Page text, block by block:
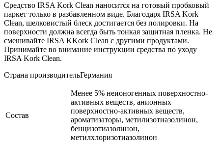
Средство IRSA Kork Clean наносится на готовый пробковый
паркет только в разбавленном виде. Благодаря IRSA Kork
Clean, шелковистый блеск достигается без полировки. На
поверхности должна всегда быть тонкая защитная пленка. Не
смешивайте IRSA KKork Clean с другими продуктами.
Принимайте во внимание инструкции средства по уходу
IRSA Kork Clean.
Страна производительГермания
Состав
Менее 5% неионогенных поверхностно-
активных веществ, анионных
поверхностно-активных веществ,
ароматизаторы, метилизотиазолинон,
бенцизотиазолинон,
метилхлоризотиазолинон